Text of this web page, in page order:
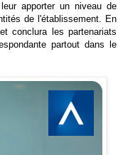
apporter un niveau de
de l'établissement. En
conclura les partenariats
partout dans le